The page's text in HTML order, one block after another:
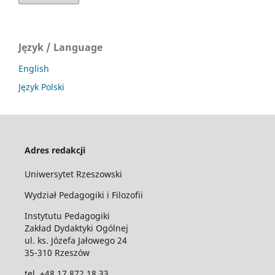
Język / Language
English
Język Polski
Adres redakcji
Uniwersytet Rzeszowski
Wydział Pedagogiki i Filozofii
Instytutu Pedagogiki
Zakład Dydaktyki Ogólnej
ul. ks. Józefa Jałowego 24
35-310 Rzeszów